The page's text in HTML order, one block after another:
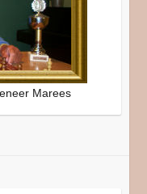
Marees